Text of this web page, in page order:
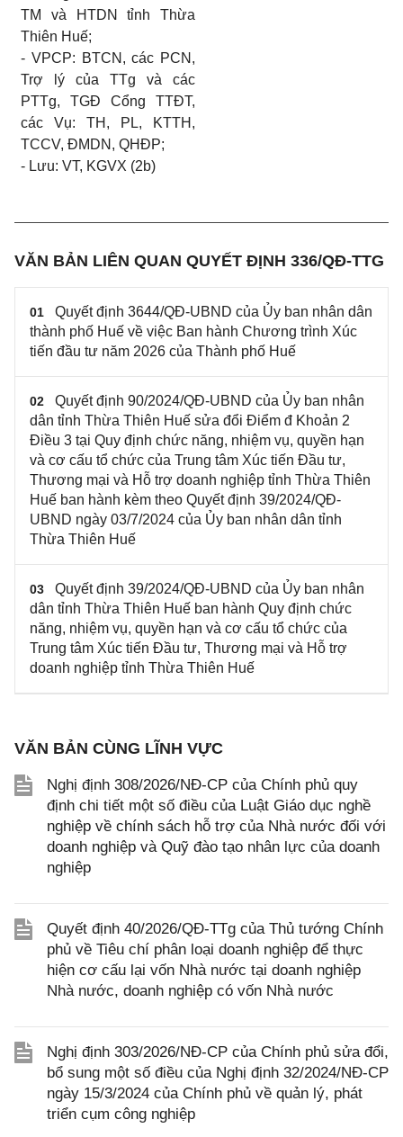
TM và HTDN tỉnh Thừa
Thiên Huế;
- VPCP: BTCN, các PCN,
Trợ lý của TTg và các
PTTg, TGĐ
Cổng TTĐT,
các Vụ: TH, PL, KTTH,
TCCV, ĐMDN, QHĐP;
- Lưu: VT, KGVX (2b)
VĂN BẢN LIÊN QUAN QUYẾT ĐỊNH 336/QĐ-TTG
01
Quyết định 3644/QĐ-UBND của Ủy ban nhân dân
thành phố Huế về việc Ban hành Chương trình Xúc
tiến đầu tư năm 2026 của Thành phố Huế
02
Quyết định 90/2024/QĐ-UBND của Ủy ban nhân
dân tỉnh Thừa Thiên Huế sửa đổi Điểm đ Khoản 2
Điều 3 tại Quy định chức năng, nhiệm vụ, quyền hạn
và cơ cấu tổ chức của Trung tâm Xúc tiến Đầu tư,
Thương mại và Hỗ trợ doanh nghiệp tỉnh Thừa Thiên
Huế ban hành kèm theo Quyết định 39/2024/QĐ-
UBND ngày 03/7/2024 của Ủy ban nhân dân tỉnh
Thừa Thiên Huế
03
Quyết định 39/2024/QĐ-UBND của Ủy ban nhân
dân tỉnh Thừa Thiên Huế ban hành Quy định chức
năng, nhiệm vụ, quyền hạn và cơ cấu tổ chức của
Trung tâm Xúc tiến Đầu tư, Thương mại và Hỗ trợ
doanh nghiệp tỉnh Thừa Thiên Huế
VĂN BẢN CÙNG LĨNH VỰC
Nghị định 308/2026/NĐ-CP của Chính phủ quy
định chi tiết một số điều của Luật Giáo dục nghề
nghiệp về chính sách hỗ trợ của Nhà nước đối với
doanh nghiệp và Quỹ đào tạo nhân lực của doanh
nghiệp
Quyết định 40/2026/QĐ-TTg của Thủ tướng Chính
phủ về Tiêu chí phân loại doanh nghiệp để thực
hiện cơ cấu lại vốn Nhà nước tại doanh nghiệp
Nhà nước, doanh nghiệp có vốn Nhà nước
Nghị định 303/2026/NĐ-CP của Chính phủ sửa đổi,
bổ sung một số điều của Nghị định 32/2024/NĐ-CP
ngày 15/3/2024 của Chính phủ về quản lý, phát
triển cụm công nghiệp